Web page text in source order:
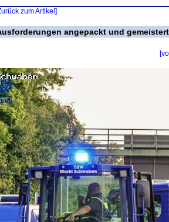
zum Artikel]
angepackt und gemeistert